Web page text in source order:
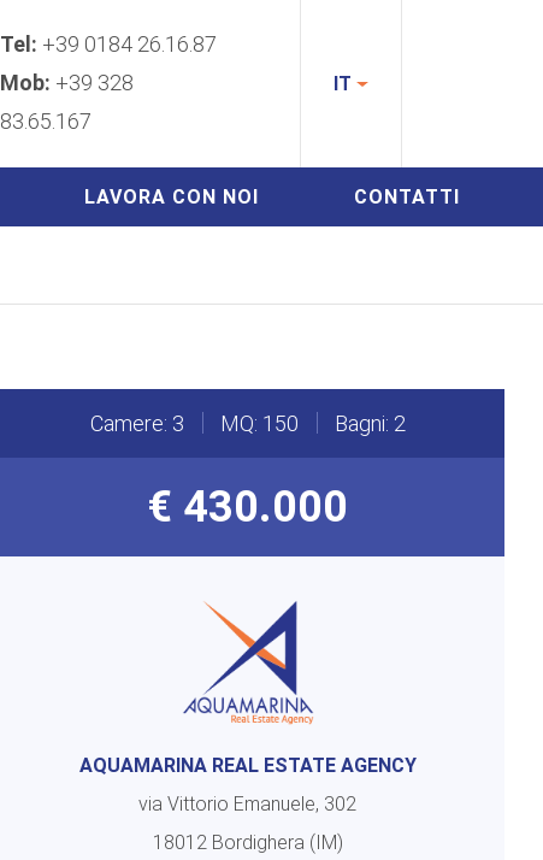
Tel: +39 0184 26.16.87
Mob: +39 328
83.65.167
IT
LAVORA CON NOI CONTATTI
Camere: 3 MQ: 150 Bagni: 2
€ 430.000
AQUAMARINA REAL ESTATE AGENCY
via Vittorio Emanuele, 302
18012 Bordighera (IM)